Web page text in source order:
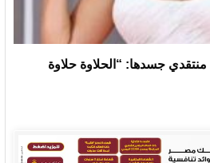
جسدها: “الحلاوة حلاوة